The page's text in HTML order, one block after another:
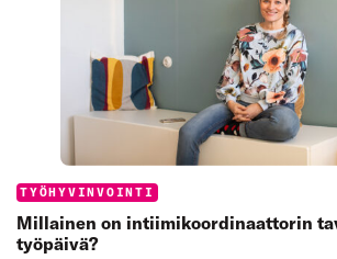
Categories:
TYÖHYVINVOINTI
Millainen on intiimikoordinaattorin
työpäivä?